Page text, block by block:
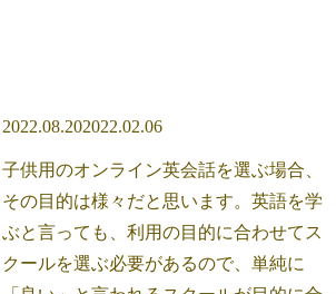
2022.08.202022.02.06
子供用のオンライン英会話を選ぶ場合、
その目的は様々だと思います。英語を学
ぶと言っても、利用の目的に合わせてス
クールを選ぶ必要があるので、単純に